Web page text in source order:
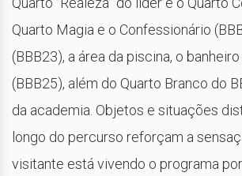
Quarto Magia e o Confessionário
(BBB23), a área da piscina, o
(BBB25), além do Quarto Branco do
da academia. Objetos e situações
longo do percurso reforçam a
visitante está vivendo o programa